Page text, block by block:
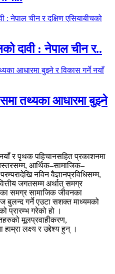
दावी : नेपाल चीन र..
तथ्यका आधारमा बुझ्ने
र पृथक पहिचानसहित प्रकाशनमा
आर्थिक–सामाजिक–
नविन वैज्ञानप्रविधिसम्म,
जगतसम्म अर्थात् समग्र
समग्र सामाजिक जीवनका
बुलन्द गर्ने एउटा सशक्त माध्यमको
प्रारम्भ गरेको हो ।
मूलप्रवाहीकरण,
लक्ष्य र उद्देश्य हुन् ।